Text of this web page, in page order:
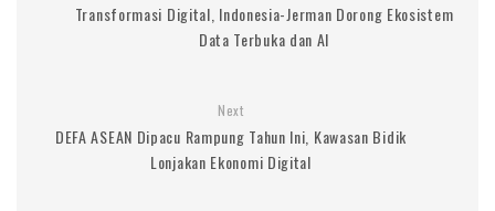
Transformasi Digital, Indonesia-Jerman Dorong Ekosistem
Data Terbuka dan AI
Next
DEFA ASEAN Dipacu Rampung Tahun Ini, Kawasan Bidik
Lonjakan Ekonomi Digital